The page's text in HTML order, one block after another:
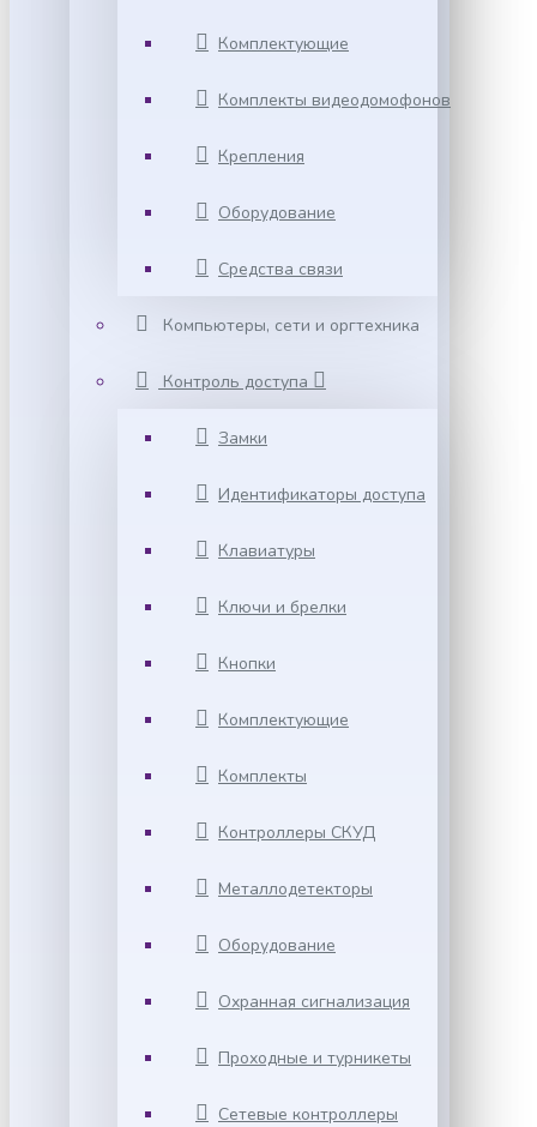
Комплектующие
Комплекты видеодомофонов
Крепления
Оборудование
Средства связи
Компьютеры, сети и оргтехника
Контроль доступа
Замки
Идентификаторы доступа
Клавиатуры
Ключи и брелки
Кнопки
Комплектующие
Комплекты
Контроллеры СКУД
Металлодетекторы
Оборудование
Охранная сигнализация
Проходные и турникеты
Сетевые контроллеры